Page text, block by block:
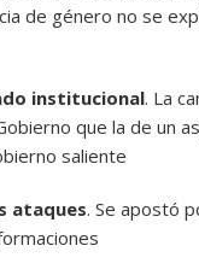
de género no se
institucional. La
que la de un
saliente
ataques. Se apostó